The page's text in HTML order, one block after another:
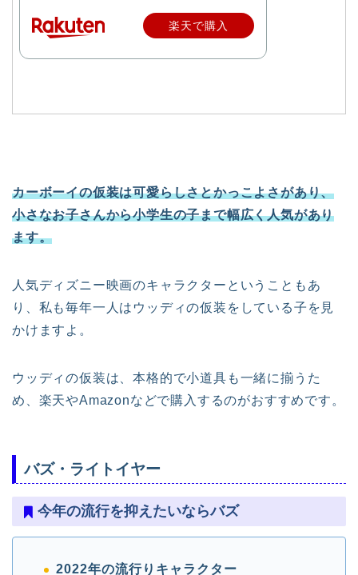
楽天で購入
カーボーイの仮装は可愛らしさとかっこよさがあり、
小さなお子さんから小学生の子まで幅広く人気があり
ます。
人気ディズニー映画のキャラクターということもあ
り、私も毎年一人はウッディの仮装をしている子を見
かけますよ。
ウッディの仮装は、本格的で小道具も一緒に揃うた
め、楽天やAmazonなどで購入するのがおすすめです。
バズ・ライトイヤー
今年の流行を抑えたいならバズ
2022年の流行りキャラクター